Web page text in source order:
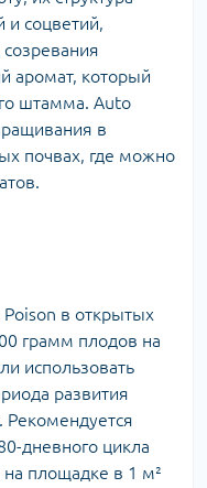
и соцветий,
аромат, который
штамма. Auto
в
почвах, где можно
в открытых
грамм плодов на
использовать
развития
Рекомендуется
дневного цикла
площадке в 1 м²